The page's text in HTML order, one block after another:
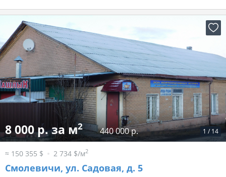
1 / 14
8 000 р. за м2 440 000 р.
≈ 150 355 $ 2 734 $/м2
Смолевичи, ул. Садовая, д. 5